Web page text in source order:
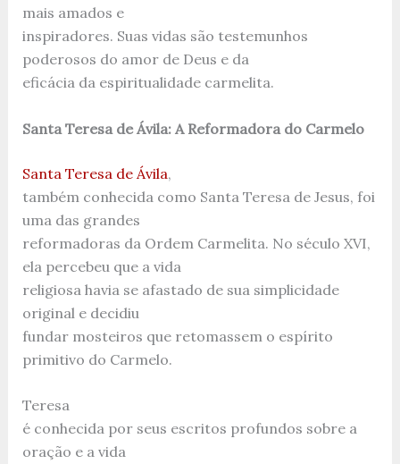
mais amados e
inspiradores. Suas vidas são testemunhos
poderosos do amor de Deus e da
eficácia da espiritualidade carmelita.
Santa Teresa de Ávila: A Reformadora do Carmelo
Santa Teresa de Ávila,
também conhecida como Santa Teresa de Jesus, foi
uma das grandes
reformadoras da Ordem Carmelita. No século XVI,
ela percebeu que a vida
religiosa havia se afastado de sua simplicidade
original e decidiu
fundar mosteiros que retomassem o espírito
primitivo do Carmelo.
Teresa
é conhecida por seus escritos profundos sobre a
oração e a vida